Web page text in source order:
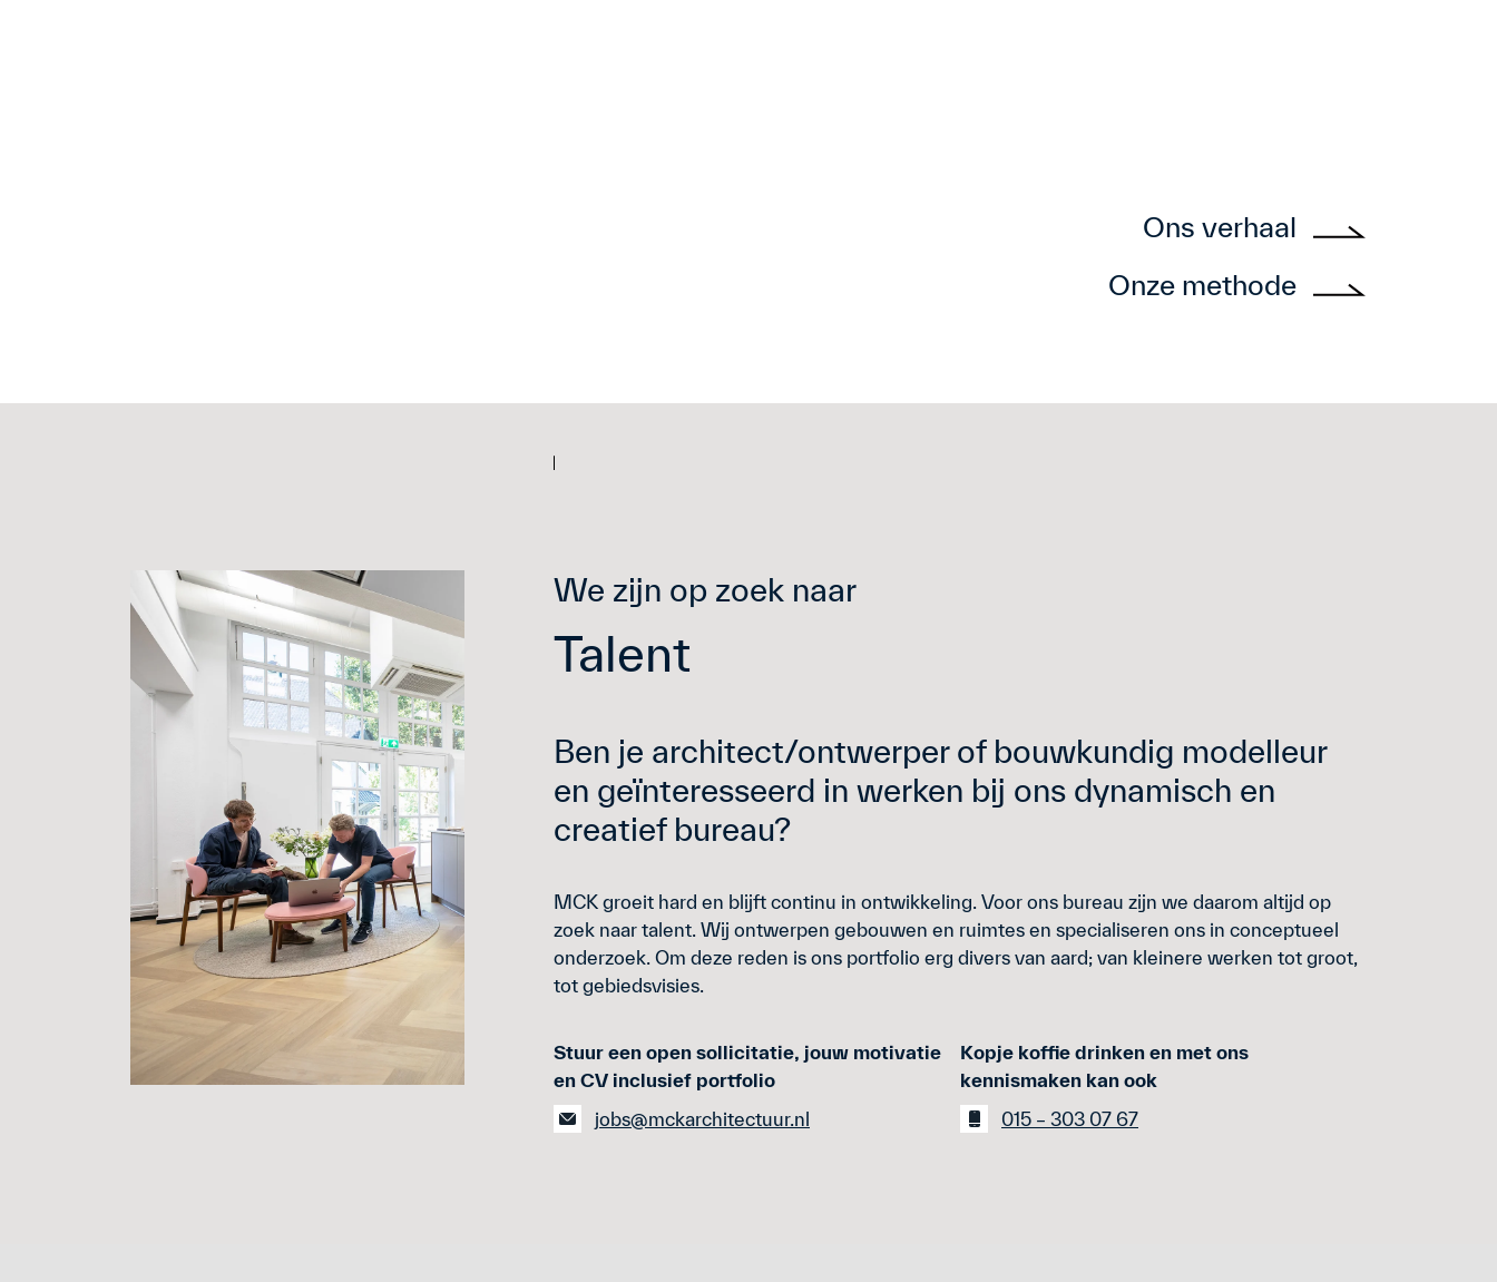
Ons verhaal
Onze methode
We zijn op zoek naar
Talent
Ben je architect/ontwerper of bouwkundig modelleur
en geïnteresseerd in werken bij ons dynamisch en
creatief bureau?
MCK groeit hard en blijft continu in ontwikkeling. Voor ons bureau zijn we daarom altijd op
zoek naar talent. Wij ontwerpen gebouwen en ruimtes en specialiseren ons in conceptueel
onderzoek. Om deze reden is ons portfolio erg divers van aard; van kleinere werken tot groot,
tot gebiedsvisies.
Stuur een open sollicitatie, jouw motivatie
en CV inclusief portfolio
jobs@mckarchitectuur.nl
Kopje koffie drinken en met ons
kennismaken kan ook
015 – 303 07 67